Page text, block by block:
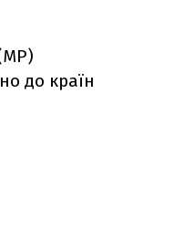
до країн